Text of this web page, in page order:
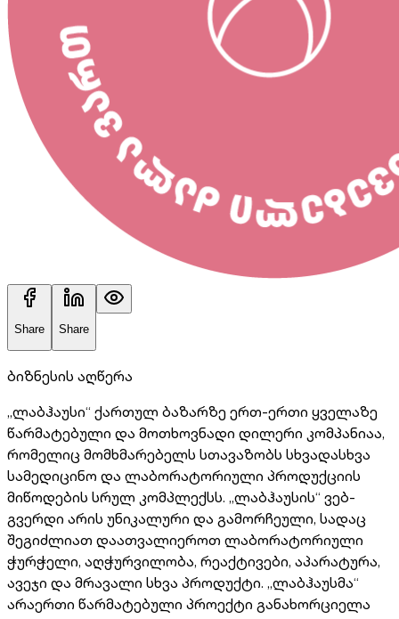
Share Share
ბიზნესის აღწერა
„ლაბჰაუსი“ ქართულ ბაზარზე ერთ-ერთი ყველაზე
წარმატებული და მოთხოვნადი დილერი კომპანიაა,
რომელიც მომხმარებელს სთავაზობს სხვადასხვა
სამედიცინო და ლაბორატორიული პროდუქციის
მიწოდების სრულ კომპლექსს. „ლაბჰაუსის“ ვებ-
გვერდი არის უნიკალური და გამორჩეული, სადაც
შეგიძლიათ დაათვალიეროთ ლაბორატორიული
ჭურჭელი, აღჭურვილობა, რეაქტივები, აპარატურა,
ავეჯი და მრავალი სხვა პროდუქტი. „ლაბჰაუსმა“
არაერთი წარმატებული პროექტი განახორციელა